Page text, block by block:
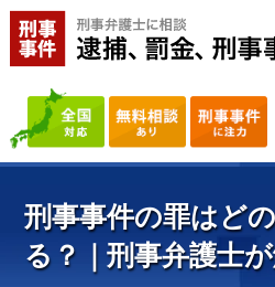
刑事事件の罪はど
る？｜刑事弁護士